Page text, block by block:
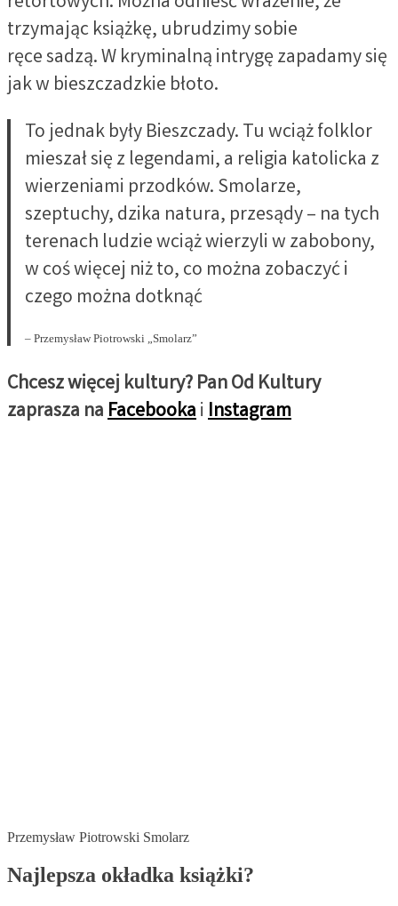
trzymając książkę, ubrudzimy sobie
ręce sadzą. W kryminalną intrygę zapadamy się
jak w bieszczadzkie błoto.
To jednak były Bieszczady. Tu wciąż folklor
mieszał się z legendami, a religia katolicka z
wierzeniami przodków. Smolarze,
szeptuchy, dzika natura, przesądy – na tych
terenach ludzie wciąż wierzyli w zabobony,
w coś więcej niż to, co można zobaczyć i
czego można dotknąć
– Przemysław Piotrowski „Smolarz”
Chcesz więcej kultury? Pan Od Kultury
zaprasza naFacebookaiInstagram
Przemysław Piotrowski Smolarz
Najlepsza okładka książki?